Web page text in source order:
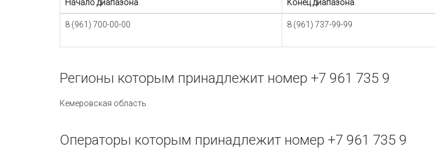
Начало диапазона Конец диапазона
8 (961) 700-00-00 8 (961) 737-99-99
Регионы которым принадлежит номер +7 961 735 9
Кемеровская область
Операторы которым принадлежит номер +7 961 735 9